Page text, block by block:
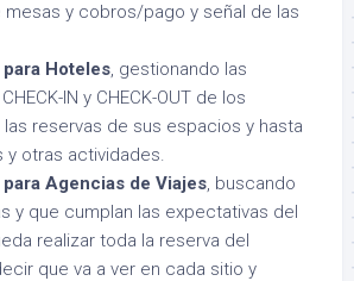
mesas y cobros/pago y señal de las
Hoteles, gestionando las
IN y CHECK-OUT de los
reservas de sus espacios y hasta
y otras actividades.
Agencias de Viajes, buscando
y que cumplan las expectativas del
realizar toda la reserva del
que va a ver en cada sitio y